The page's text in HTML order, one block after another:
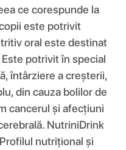
ce corespunde la
este potrivit
oral este destinat
potrivit în special
întârziere a creșterii,
din cauza bolilor de
cancerul și afecțiuni
NutriniDrink
nutrițional și